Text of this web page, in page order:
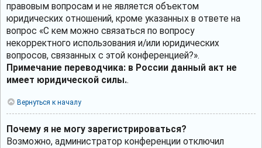
правовым вопросам и не является объектом
юридических отношений, кроме указанных в ответе на
вопрос «С кем можно связаться по вопросу
некорректного использования и/или юридических
вопросов, связанных с этой конференцией?».
Примечание переводчика: в России данный акт не
имеет юридической силы..
Вернуться к началу
Почему я не могу зарегистрироваться?
Возможно, администратор конференции отключил